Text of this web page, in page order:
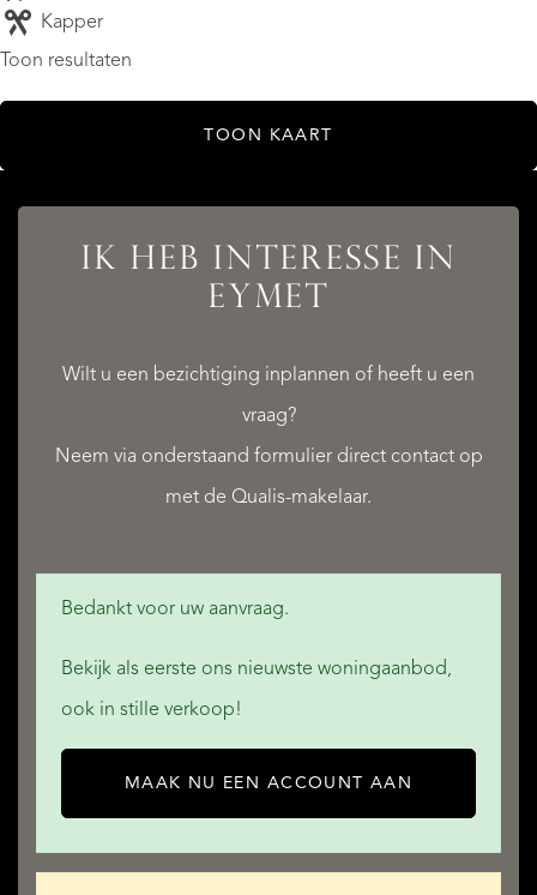
Kapper
Toon resultaten
TOON KAART
IK HEB INTERESSE IN
EYMET
Wilt u een bezichtiging inplannen of heeft u een
vraag?
Neem via onderstaand formulier direct contact op
met de Qualis-makelaar.
Bedankt voor uw aanvraag.
Bekijk als eerste ons nieuwste woningaanbod,
ook in stille verkoop!
MAAK NU EEN ACCOUNT AAN